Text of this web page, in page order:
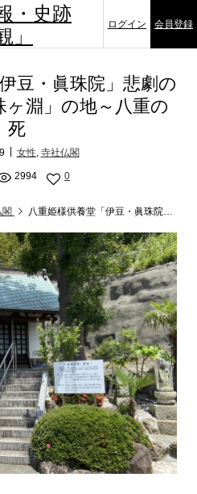
・史跡
ログイン 会員登録
豆・眞珠院」悲劇の
ヶ淵」の地～八重の
死
女性, 寺社仏閣
2994 0
閣 八重姫様供養堂「伊豆・眞珠院」悲劇の御姫様伝説「真珠ヶ淵」の地～八重の死